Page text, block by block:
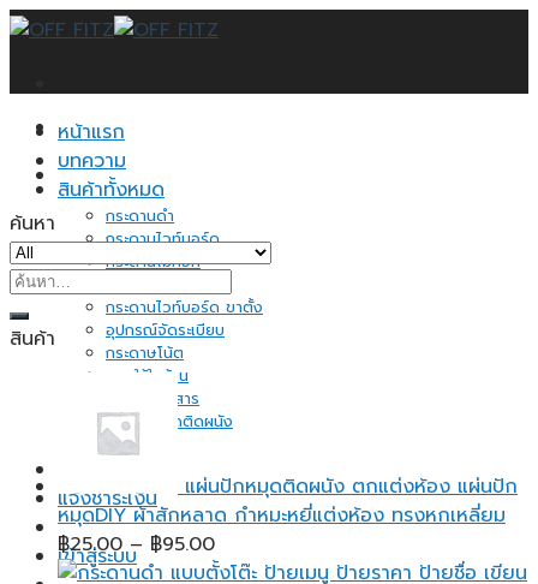
Skip
หน้าแรก
บทความ
สินค้าทั้งหมด
กระดานดำ
กระดานไวท์บอร์ด
กระดานไม้ก็อก
กระดานไวท์บอร์ด ขาตั้ง
อุปกรณ์จัดระเบียบ
กระดาษโน้ต
ของใช้ในบ้าน
ชั้นวางเอกสาร
แผ่นปักหมุดติดผนัง
อื่นๆ
แจ้งชำระเงิน
เข้าสู่ระบบ
ค้นหา
ค้นหา:
สินค้า
แผ่นปักหมุดติดผนัง ตกแต่งห้อง แผ่นปัก
หมุดDIY ผ้าสักหลาด กำหมะหยี่แต่งห้อง ทรงหกเหลี่ยม
฿25.00 – ฿95.00Price
range: